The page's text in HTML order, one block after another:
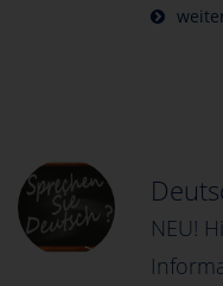
NEU!